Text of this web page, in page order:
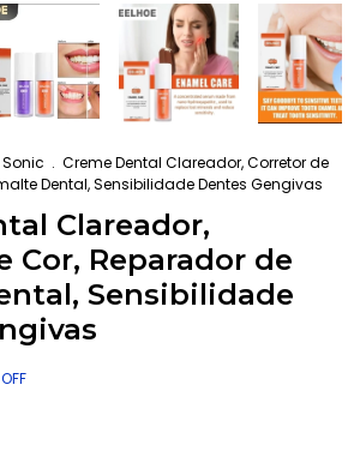
. Creme Dental Clareador, Corretor de
Dental, Sensibilidade Dentes Gengivas
Clareador,
Cor, Reparador de
Sensibilidade
OFF